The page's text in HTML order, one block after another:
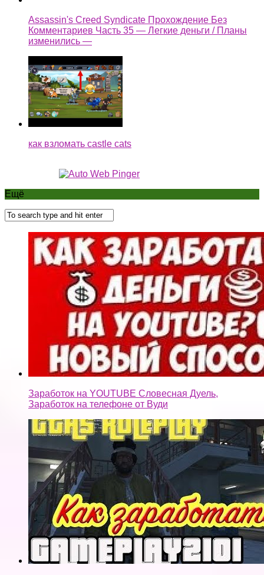
Assassin's Creed Syndicate Прохождение Без
Комментариев Часть 35 — Легкие деньги / Планы
изменились —
как взломать castle cats
Ещё
Заработок на YOUTUBE Словесная Дуель,
Заработок на телефоне от Вуди